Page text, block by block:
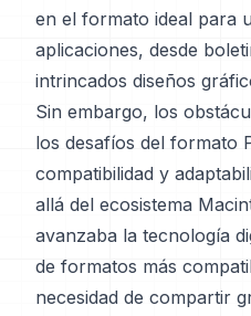
en el formato ideal para
aplicaciones, desde
intrincados diseños
Sin embargo, los
los desafíos del formato
compatibilidad y
allá del ecosistema
avanzaba la tecnología
de formatos más
necesidad de compartir